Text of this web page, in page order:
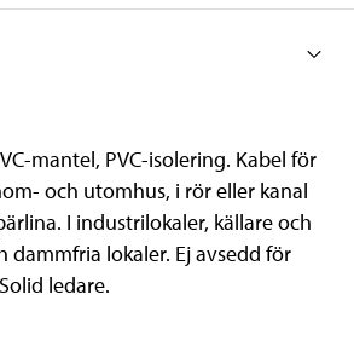
mantel, PVC-isolering. Kabel för
och utomhus, i rör eller kanal
I industrilokaler, källare och
dammfria lokaler. Ej avsedd för
ledare.